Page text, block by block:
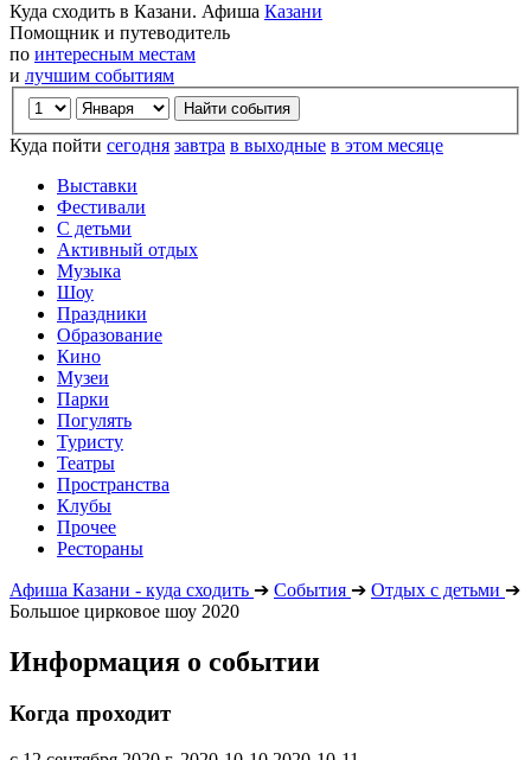
Куда сходить в Казани. Афиша Казани
Помощник и путеводитель
по интересным местам
и лучшим событиям
Куда пойти сегодня завтра в выходные в этом месяце
Выставки
Фестивали
С детьми
Активный отдых
Музыка
Шоу
Праздники
Образование
Кино
Музеи
Парки
Погулять
Туристу
Театры
Пространства
Клубы
Прочее
Рестораны
Афиша Казани - куда сходить ➔ События ➔ Отдых с детьми ➔
Большое цирковое шоу 2020
Информация о событии
Когда проходит